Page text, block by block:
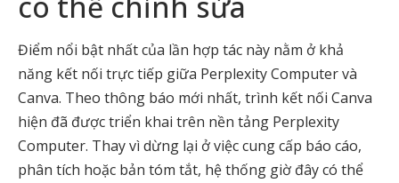
Điểm nổi bật nhất của lần hợp tác này nằm ở khả
năng kết nối trực tiếp giữa Perplexity Computer và
Canva. Theo thông báo mới nhất, trình kết nối Canva
hiện đã được triển khai trên nền tảng Perplexity
Computer. Thay vì dừng lại ở việc cung cấp báo cáo,
phân tích hoặc bản tóm tắt, hệ thống giờ đây có thể